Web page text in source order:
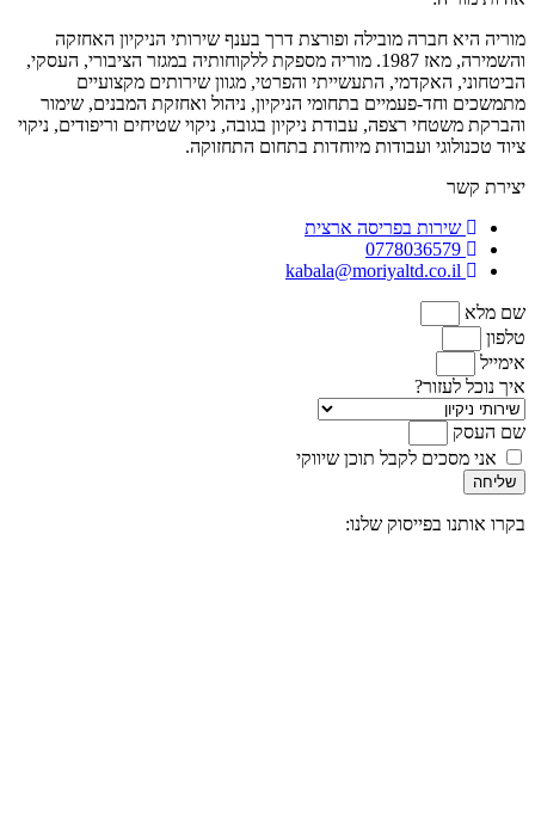
מוריה היא חברה מובילה ופורצת דרך בענף שירותי הניקיון האחזקה
והשמירה, מאז 1987. מוריה מספקת ללקוחותיה במגזר הציבורי, העסקי,
הביטחוני, האקדמי, התעשייתי והפרטי, מגוון שירותים מקצועיים
מתמשכים וחד-פעמיים בתחומי הניקיון, ניהול ואחזקת המבנים, שימור
והברקת משטחי רצפה, עבודת ניקיון בגובה, ניקוי שטיחים וריפודים, ניקוי
ציוד טכנולוגי ועבודות מיוחדות בתחום התחזוקה.
יצירת קשר
שירות בפריסה ארצית
0778036579
kabala@moriyaltd.co.il
שם מלא
טלפון
אימייל
איך נוכל לעזור?
שם העסק
אני מסכים לקבל תוכן שיווקי
שליחה
בקרו אותנו בפייסוק שלנו: